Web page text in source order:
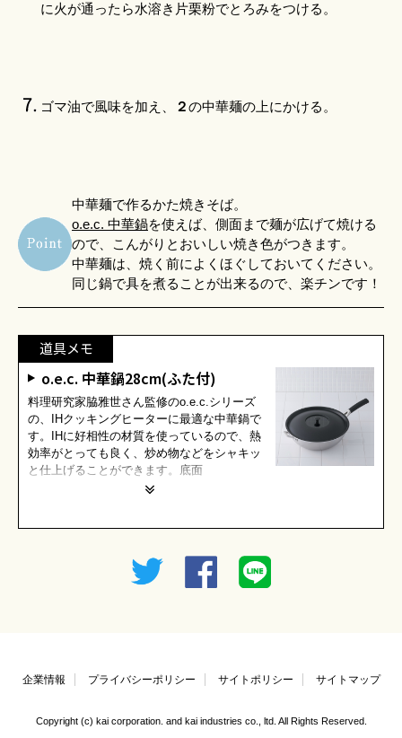
に火が通ったら水溶き片栗粉でとろみをつける。
ゴマ油で風味を加え、 ２の中華麺の上にかける。
中華麺で作るかた焼きそば。
o.e.c. 中華鍋を使えば、側面まで麺が広げて焼ける
ので、こんがりとおいしい焼き色がつきます。
中華麺は、焼く前によくほぐしておいてください。
同じ鍋で具を煮ることが出来るので、楽チンです！
道具メモ
o.e.c. 中華鍋28cm(ふた付)
料理研究家脇雅世さん監修のo.e.c.シリーズ
の、IHクッキングヒーターに最適な中華鍋で
す。IHに好相性の材質を使っているので、熱
効率がとっても良く、炒め物などをシャキッ
と仕上げることができます。底面
企業情報 プライバシーポリシー サイトポリシー サイトマップ
Copyright (c) kai corporation. and kai industries co., ltd. All Rights Reserved.